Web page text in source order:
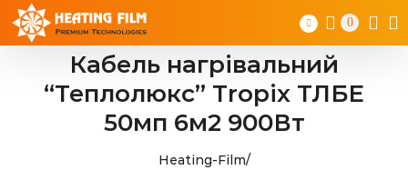
Skip
0
Кабель нагрівальний
“Теплолюкс” Tropix ТЛБЕ
50мп 6м2 900Вт
Heating-Film/